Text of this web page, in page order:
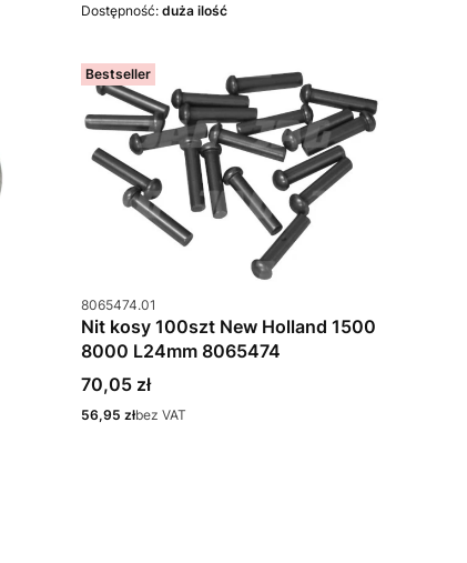
Dostępność: duża ilość
Bestseller
Kod produktu
8065474.01
Nit kosy 100szt New Holland 1500
8000 L24mm 8065474
Cena
70,05 zł
Cena
56,95 złbez VAT